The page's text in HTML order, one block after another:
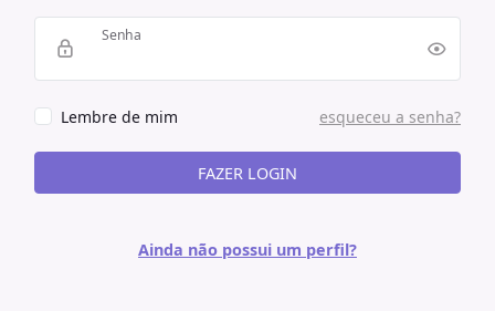
Senha
esqueceu a senha?
Lembre de mim
FAZER LOGIN
Ainda não possui um perfil?